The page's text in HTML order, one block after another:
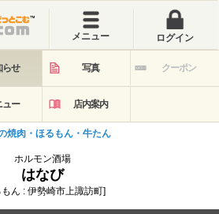
メニュー ログイン
らせ 写真 クーポン
ュー 店内案内
焼肉・ほるもん・牛たん
ホルモン酒場
はなび
もん : 伊勢崎市上諏訪町]